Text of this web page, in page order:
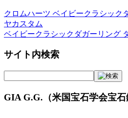
投
稿
ナ
ビ
ゲ
ー
クロムハーツ ベイビークラシック
ヤカスタム
ベイビークラシックダガーリング
サイト内検索
GIA G.G.（米国宝石学会宝石